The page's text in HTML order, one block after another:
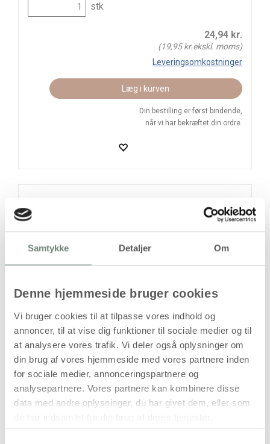
Samtykke Detaljer Om
Denne hjemmeside bruger cookies
Vi bruger cookies til at tilpasse vores indhold og
annoncer, til at vise dig funktioner til sociale medier og til
at analysere vores trafik. Vi deler også oplysninger om
din brug af vores hjemmeside med vores partnere inden
for sociale medier, annonceringspartnere og
analysepartnere. Vores partnere kan kombinere disse
data med andre oplysninger, du har givet dem, eller som
stk
24,94 kr.
(19,95kr.ekskl. moms)
Leveringsomkostninger
Læg i kurven
Din bestilling er først bindende,
når vi har bekræftet din ordre.
Levering: 1-3 hverdage
Handelsbetingelser
Håndlavet bogstav i papmaché
Dette produkt er et håndlavet bogstav udført i papmaché
og fremstillet som versal (stort bogstav). Bogstavet
anvendes typisk til dekoration, hobbyprojekter,
undervisning, udstillinger eller andre kreative opgaver, hvor
der ønskes et let og rummeligt bogstavelement.
Papmaché-materialet gør bogstavet velegnet til
efterbehandling, eksempelvis med maling, papir, lim, stof